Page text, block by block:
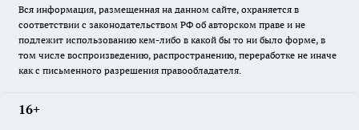
Вся информация, размещенная на данном сайте, охраняется в
соответствии с законодательством РФ об авторском праве и не
подлежит использованию кем-либо в какой бы то ни было форме, в
том числе воспроизведению, распространению, переработке не иначе
как с письменного разрешения правообладателя.
16+